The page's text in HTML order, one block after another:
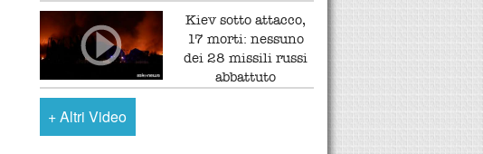
Kiev sotto attacco,
17 morti: nessuno
dei 28 missili russi
abbattuto
+Altri Video